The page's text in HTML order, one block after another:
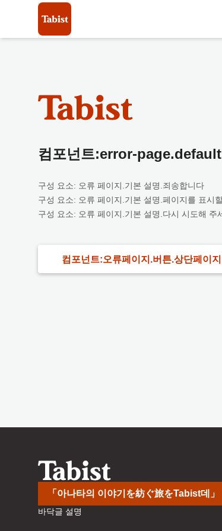
컴포넌트:error-
구성 요소: 오류 페이지.기본 설명.죄송합니다
구성 요소: 오류 페이지.기본 설명.페이지를 표시
구성 요소: 오류 페이지.기본 설명.다시 시도해 주
컴포넌트:오류페이지.버튼.상단페이지
「아나타의 이야기を紡ぐ旅をTabist데」
바닥글 설명